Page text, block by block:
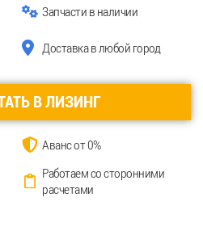
Запчасти в наличии
Доставка в любой город
В ЛИЗИНГ
Аванс от 0%
Работаем со сторонними
расчетами